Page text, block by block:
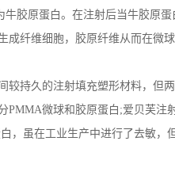
牛胶原蛋白。在注射后当牛胶原
成纤维细胞，胶原纤维从而在微
持久的注射填充塑形材料，但
PMMA微球和胶原蛋白;爱贝芙
，虽在工业生产中进行了去敏